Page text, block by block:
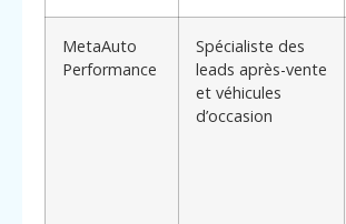
MetaAuto
Performance
Spécialiste des
leads après-vente
et véhicules
d’occasion